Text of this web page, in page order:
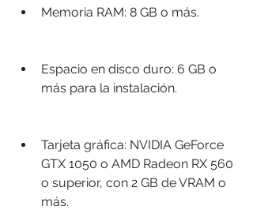
Memoria RAM: 8 GB o más.
Espacio en disco duro: 6 GB o
más para la instalación.
Tarjeta gráfica: NVIDIA GeForce
GTX 1050 o AMD Radeon RX 560
o superior, con 2 GB de VRAM o
más.